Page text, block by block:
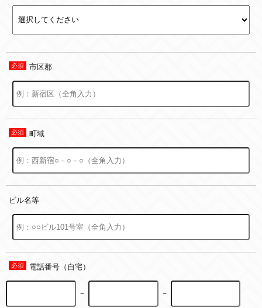
市区郡
町域
ビル名等
電話番号（自宅）
－ －